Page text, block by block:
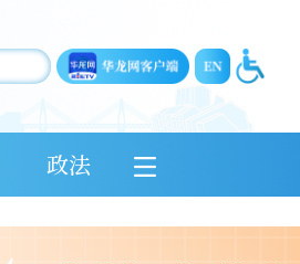
政法